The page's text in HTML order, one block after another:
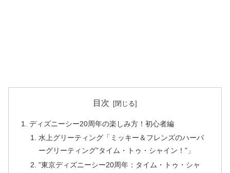
目次
ディズニーシー20周年の楽しみ方！初心者編
水上グリーティング「ミッキー＆フレンズのハーバ
ーグリーティング”タイム・トゥ・シャイン！”」
”東京ディズニーシー20周年：タイム・トゥ・シャ